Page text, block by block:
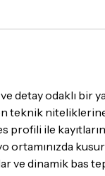
Sevkiyat
edilecektir.
detay odaklı bir
teknik
profili ile
ortamınızda
ve dinamik bas